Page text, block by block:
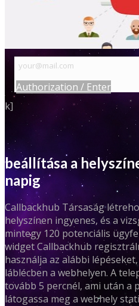
Authorization / Enter
k]
beállítása a
napig
Callbackhub Társaság
helyszínen ingyenes, és a
mintegy 120 potenciális
widget Callbackhub
használja az alábbi
láblécben a webhelyen. A
tovább 5 percnél, ami után a
látogassa meg a webhely